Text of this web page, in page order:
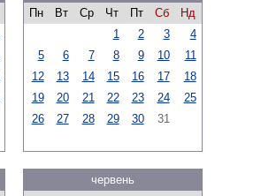
Пн
Вт Ср Чт Пт Сб
Нд
1
2 3
4
5
6 7 8 9 10
11
12
13 14 15 16 17
18
19
20 21 22 23 24
25
26
27 28 29 30 31
червень